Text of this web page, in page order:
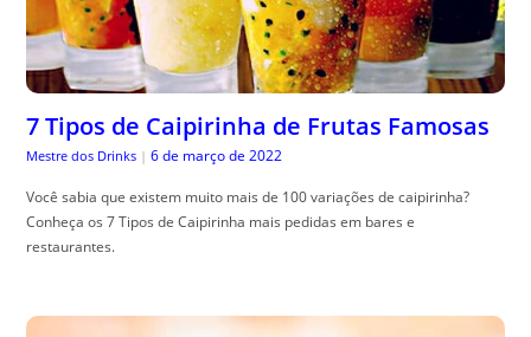
7 Tipos de Caipirinha de Frutas Famosas
Mestre dos Drinks | 6 de março de 2022
Você sabia que existem muito mais de 100 variações de caipirinha?
Conheça os 7 Tipos de Caipirinha mais pedidas em bares e
restaurantes.